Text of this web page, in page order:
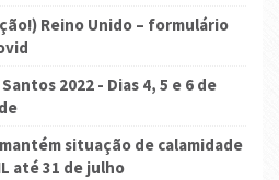
Reino Unido – formulário
2022 - Dias 4, 5 e 6 de
situação de calamidade
até 31 de julho